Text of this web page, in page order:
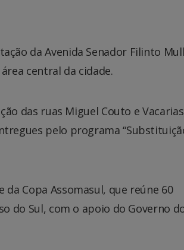
da Avenida Senador Filinto
central da cidade.
das ruas Miguel Couto e
pelo programa
Copa Assomasul, que reúne 60
do Sul, com o apoio do Governo